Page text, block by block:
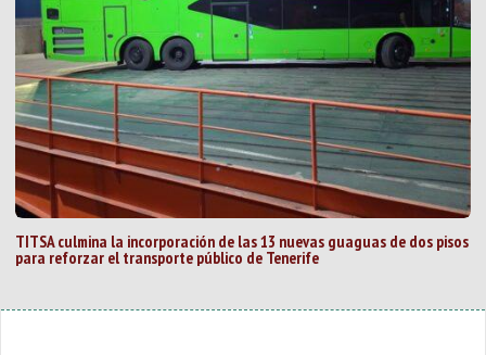
TITSA culmina la incorporación de las 13 nuevas guaguas de dos pisos
para reforzar el transporte público de Tenerife